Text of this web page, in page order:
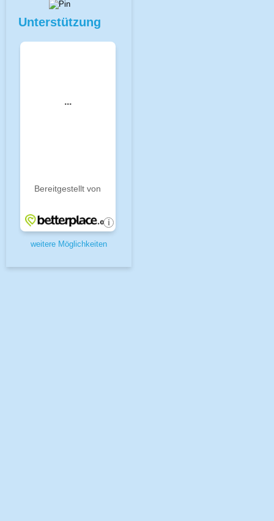
Unterstützung
weitere Möglichkeiten